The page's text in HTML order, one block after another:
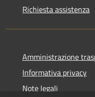
Richiesta assistenza
Amministrazione
Informativa privacy
Note legali